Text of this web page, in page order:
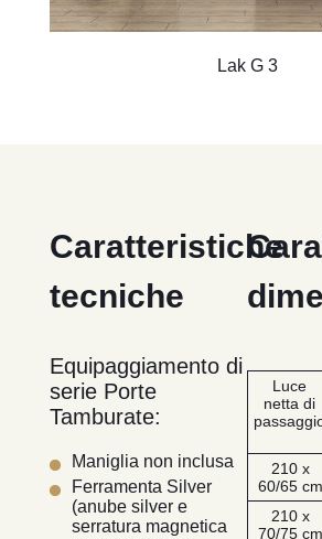
Lak G 3
Luce
netta di
210 x
60/65 cm
210 x
70/75 cm
Caratteristiche
tecniche
Equipaggiamento di
serie Porte
Tamburate:
Maniglia non inclusa
Ferramenta Silver
(anube silver e
serratura magnetica